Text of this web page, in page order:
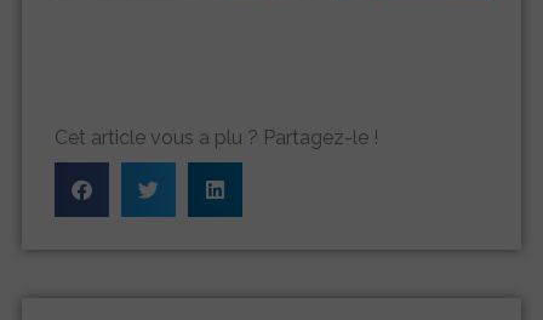
Cet article vous a plu ? Partagez-le !